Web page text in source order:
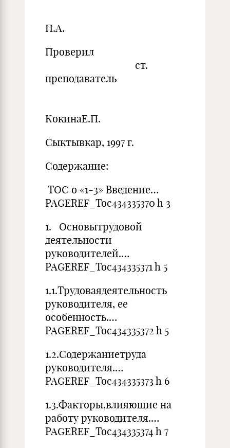
П.А.
Проверил
ст.
преподаватель
КокинаЕ.П.
Сыктывкар, 1997 г.
Содержание:
TOC o «1-3» Введение…
PAGEREF_Toc434335370 h 3
1. Основытрудовой
деятельности
руководителей.…
PAGEREF_Toc434335371 h 5
1.1.Трудоваядеятельность
руководителя, ее
особенность.…
PAGEREF_Toc434335372 h 5
1.2.Содержаниетруда
руководителя.…
PAGEREF_Toc434335373 h 6
1.3.Факторы,влияющие на
работу руководителя.…
PAGEREF_Toc434335374 h 7